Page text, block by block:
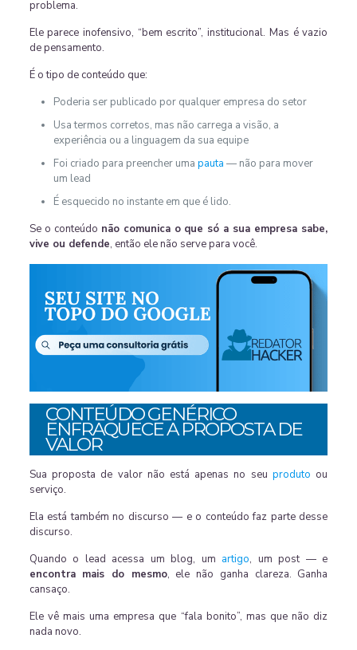
problema.
Ele parece inofensivo, “bem escrito”, institucional. Mas é vazio
de pensamento.
É o tipo de conteúdo que:
Poderia ser publicado por qualquer empresa do setor
Usa termos corretos, mas não carrega a visão, a
experiência ou a linguagem da sua equipe
Foi criado para preencher uma pauta — não para mover
um lead
É esquecido no instante em que é lido.
Se o conteúdo não comunica o que só a sua empresa sabe,
vive ou defende, então ele não serve para você.
CONTEÚDO GENÉRICO
ENFRAQUECE A PROPOSTA DE
VALOR
Sua proposta de valor não está apenas no seu produto ou
serviço.
Ela está também no discurso — e o conteúdo faz parte desse
discurso.
Quando o lead acessa um blog, um artigo, um post — e
encontra mais do mesmo, ele não ganha clareza. Ganha
cansaço.
Ele vê mais uma empresa que “fala bonito”, mas que não diz
nada novo.